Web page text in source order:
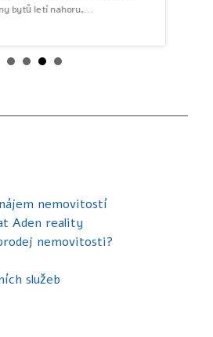
bytů letí nahoru,...
nemovitostí
Aden reality
nemovitosti?
služeb